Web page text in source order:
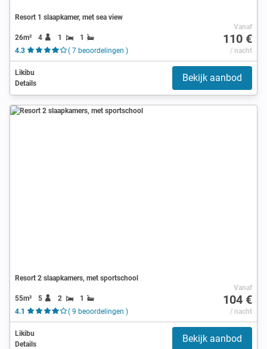
Resort 1 slaapkamer, met sea view
26m² 4 1
1
4.3
( 7 beoordelingen )
Vanaf
110 €
/ nacht
Likibu
Details
Bekijk aanbod
Resort 2 slaapkamers, met sportschool
55m² 5 2
1
4.1
( 9 beoordelingen )
Vanaf
104 €
/ nacht
Likibu
Details
Bekijk aanbod